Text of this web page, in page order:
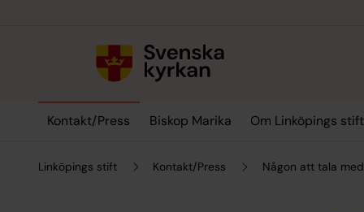
Kontakt/Press Biskop Marika Om Linköpings stift
Linköpings stift Kontakt/Press Någon att tala med